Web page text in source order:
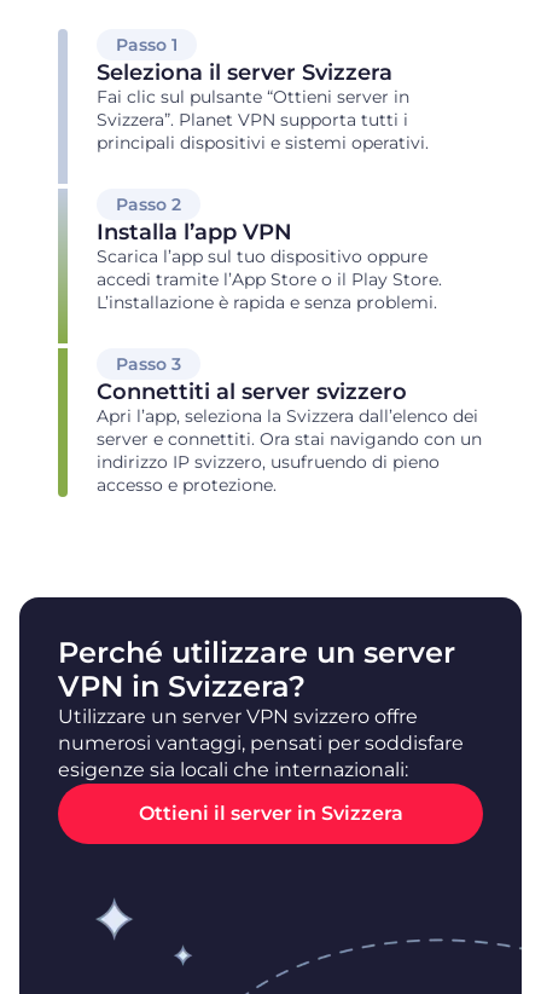
Passo 1
Seleziona il server Svizzera
Fai clic sul pulsante “Ottieni server in
Svizzera”. Planet VPN supporta tutti i
principali dispositivi e sistemi operativi.
Passo 2
Installa l’app VPN
Scarica l’app sul tuo dispositivo oppure
accedi tramite l’App Store o il Play Store.
L’installazione è rapida e senza problemi.
Passo 3
Connettiti al server svizzero
Apri l’app, seleziona la Svizzera dall’elenco dei
server e connettiti. Ora stai navigando con un
indirizzo IP svizzero, usufruendo di pieno
accesso e protezione.
Perché utilizzare un server
VPN in Svizzera?
Utilizzare un server VPN svizzero offre
numerosi vantaggi, pensati per soddisfare
esigenze sia locali che internazionali:
Ottieni il server in Svizzera